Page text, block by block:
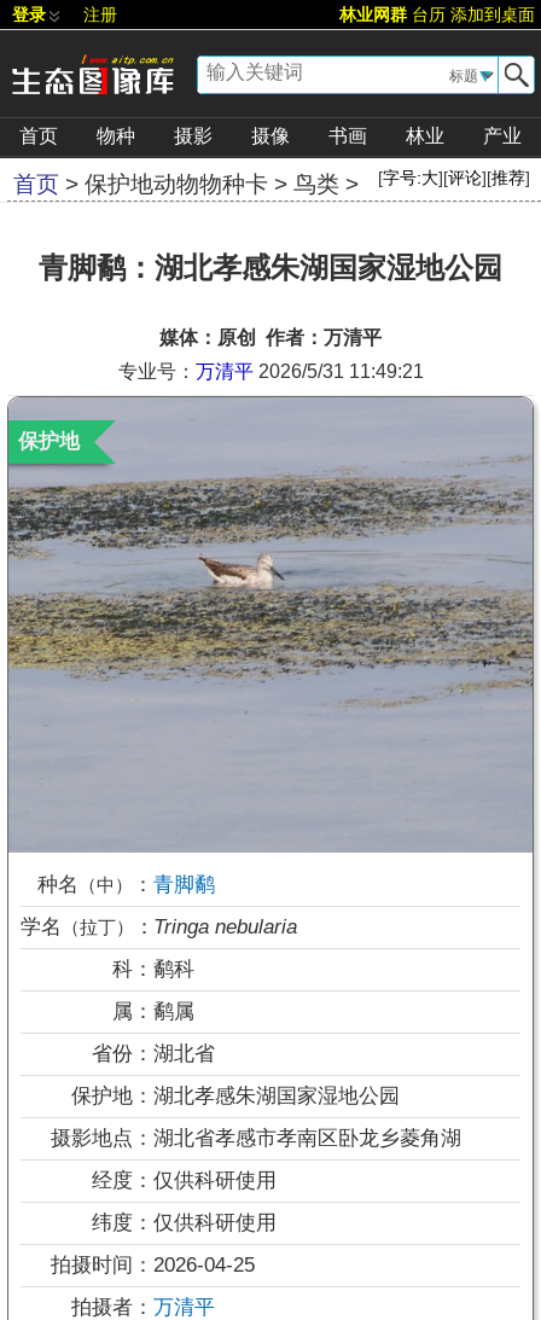
登录 注册 林业网群 台历 添加到桌面
▼
首页 物种 摄影 摄像 书画 林业 产业
首页 > 保护地动物物种卡 > 鸟类 > [字号:大][评论][推荐]
青脚鹬：湖北孝感朱湖国家湿地公园
媒体：原创 作者：万清平
专业号： 万清平 2026/5/31 11:49:21
种名 （中） ： 青脚鹬
学名
（拉丁） ： Tringa nebularia
科： 鹬科
属： 鹬属
省份： 湖北省
保护地： 湖北孝感朱湖国家湿地公园
摄影地点： 湖北省孝感市孝南区卧龙乡菱角湖
经度： 仅供科研使用
纬度： 仅供科研使用
拍摄时间： 2026-04-25
拍摄者： 万清平